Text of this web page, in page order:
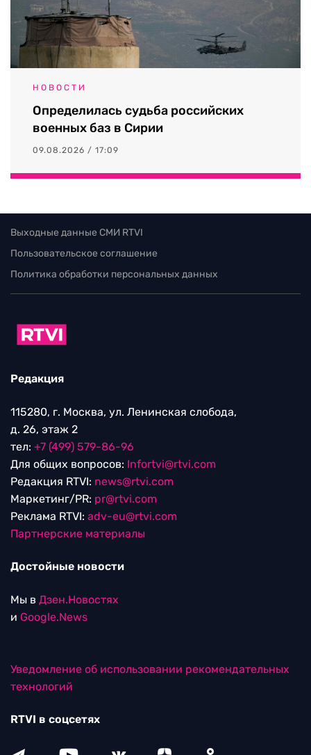
НОВОСТИ
Определилась судьба российских
военных баз в Сирии
09.08.2026 / 17:09
Выходные данные СМИ RTVI
Пользовательское соглашение
Политика обработки персональных данных
Редакция
115280, г. Москва, ул. Ленинская слобода,
д. 26, этаж 2
тел: +7 (499) 579-86-96
Для общих вопросов: Infortvi@rtvi.com
Редакция RTVI: news@rtvi.com
Маркетинг/PR: pr@rtvi.com
Реклама RTVI: adv-eu@rtvi.com
Партнерские материалы
Достойные новости
Мы в Дзен.Новостях
и Google.News
Уведомление об использовании рекомендательных
технологий
RTVI в соцсетях